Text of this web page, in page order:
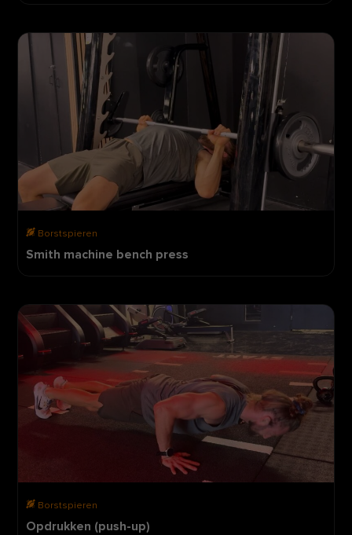
Borstspieren
Smith machine bench press
Borstspieren
Opdrukken (push-up)